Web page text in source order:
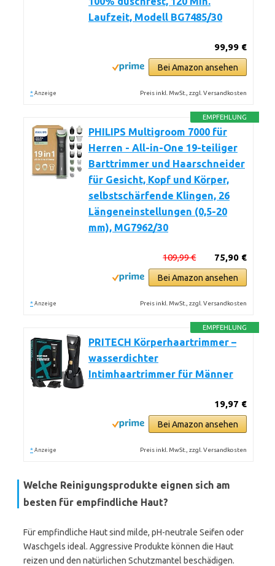
Laufzeit, Modell BG7485/30
99,99 €
Bei Amazon ansehen
* Anzeige Preis inkl. MwSt., zzgl. Versandkosten
EMPFEHLUNG
PHILIPS Multigroom 7000 für
Herren - All-in-One 19-teiliger
Barttrimmer und Haarschneider
für Gesicht, Kopf und Körper,
selbstschärfende Klingen, 26
Längeneinstellungen (0,5-20
mm), MG7962/30
75,90 €
109,99 €
Bei Amazon ansehen
* Anzeige Preis inkl. MwSt., zzgl. Versandkosten
EMPFEHLUNG
PRITECH Körperhaartrimmer –
wasserdichter
Intimhaartrimmer für Männer
19,97 €
Bei Amazon ansehen
* Anzeige Preis inkl. MwSt., zzgl. Versandkosten
Welche Reinigungsprodukte eignen sich am
besten für empfindliche Haut?
Für empfindliche Haut sind milde, pH-neutrale Seifen oder
Waschgels ideal. Aggressive Produkte können die Haut
reizen und den natürlichen Schutzmantel beschädigen.